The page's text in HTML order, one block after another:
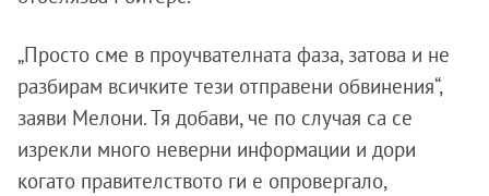
„Просто сме в проучвателната фаза, затова и не
разбирам всичките тези отправени обвинения“,
заяви Мелони. Тя добави, че по случая са се
изрекли много неверни информации и дори
когато правителството ги е опровергало,